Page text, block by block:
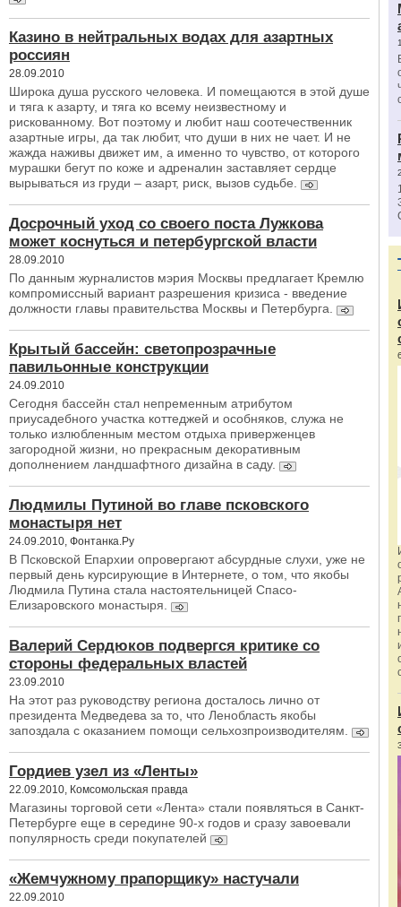
Казино в нейтральных водах для азартных
россиян
28.09.2010
Широка душа русского человека. И помещаются в этой душе
и тяга к азарту, и тяга ко всему неизвестному и
рискованному. Вот поэтому и любит наш соотечественник
азартные игры, да так любит, что души в них не чает. И не
жажда наживы движет им, а именно то чувство, от которого
мурашки бегут по коже и адреналин заставляет сердце
вырываться из груди – азарт, риск, вызов судьбе.
Досрочный уход со своего поста Лужкова
может коснуться и петербургской власти
28.09.2010
По данным журналистов мэрия Москвы предлагает Кремлю
компромиссный вариант разрешения кризиса - введение
должности главы правительства Москвы и Петербурга.
Крытый бассейн: светопрозрачные
павильонные конструкции
24.09.2010
Сегодня бассейн стал непременным атрибутом
приусадебного участка коттеджей и особняков, служа не
только излюбленным местом отдыха приверженцев
загородной жизни, но прекрасным декоративным
дополнением ландшафтного дизайна в саду.
Людмилы Путиной во главе псковского
монастыря нет
24.09.2010, Фонтанка.Ру
В Псковской Епархии опровергают абсурдные слухи, уже не
первый день курсирующие в Интернете, о том, что якобы
Людмила Путина стала настоятельницей Спасо-
Елизаровского монастыря.
Валерий Сердюков подвергся критике со
стороны федеральных властей
23.09.2010
На этот раз руководству региона досталось лично от
президента Медведева за то, что Ленобласть якобы
запоздала с оказанием помощи сельхозпроизводителям.
Гордиев узел из «Ленты»
22.09.2010, Комсомольская правда
Магазины торговой сети «Лента» стали появляться в Санкт-
Петербурге еще в середине 90-х годов и сразу завоевали
популярность среди покупателей
«Жемчужному прапорщику» настучали
22.09.2010